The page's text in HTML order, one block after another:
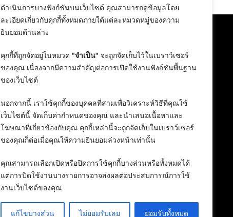
ดำเนินการบางฟังก์ชันบนเว็บไซต์ คุณสามารถดูข้อมูลโดย
ละเอียดเกี่ยวกับคุกกี้ทั้งหมดภายใต้แต่ละหมวดหมู่ของความ
ยินยอมด้านล่าง
คุกกี้ที่ถูกจัดอยู่ในหมวด "จำเป็น" จะถูกจัดเก็บไว้ในเบราว์เซอร์
ของคุณ เนื่องจากมีความสำคัญต่อการเปิดใช้งานฟังก์ชันพื้นฐาน
ของเว็บไซต์
นอกจากนี้ เราใช้คุกกี้ของบุคคลที่สามเพื่อวิเคราะห์วิธีที่คุณใช้
เว็บไซต์นี้ จัดเก็บค่ากำหนดของคุณ และนำเสนอเนื้อหาและ
โฆษณาที่เกี่ยวข้องกับคุณ คุกกี้เหล่านี้จะถูกจัดเก็บในเบราว์เซอร์
ของคุณก็ต่อเมื่อคุณให้ความยินยอมล่วงหน้าเท่านั้น
คุณสามารถเลือกเปิดหรือปิดการใช้คุกกี้บางส่วนหรือทั้งหมดได้
แต่การปิดใช้งานบางรายการอาจส่งผลต่อประสบการณ์การใช้
งานเว็บไซต์ของคุณ
แก้ไขบางส่วน ไม่ยอมรับเลย ยอมรับทั้งหมด